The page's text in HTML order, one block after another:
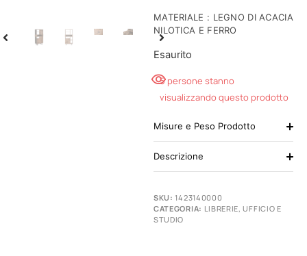
MATERIALE : LEGNO DI ACACIA
NILOTICA E FERRO
Esaurito
5 persone stanno
visualizzando questo prodotto
Misure e Peso Prodotto
Descrizione
SKU:1423140000
CATEGORIA: LIBRERIE,UFFICIO E
STUDIO